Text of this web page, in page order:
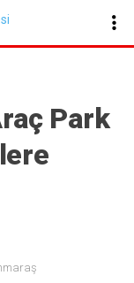
Park